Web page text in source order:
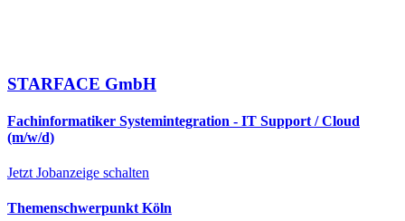
STARFACE GmbH
Fachinformatiker Systemintegration - IT Support / Cloud
(m/w/d)
Jetzt Jobanzeige schalten
Themenschwerpunkt Köln